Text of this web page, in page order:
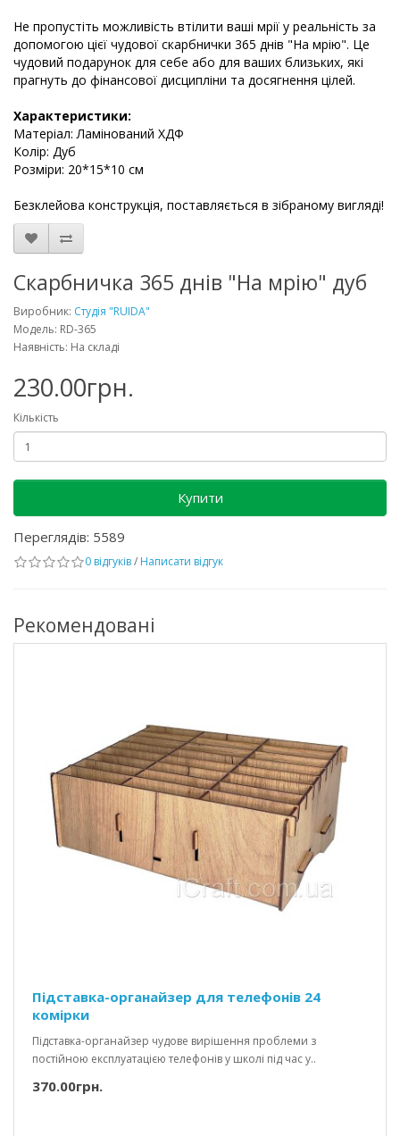
Не пропустіть можливість втілити ваші мрії у реальність за
допомогою цієї чудової скарбнички 365 днів "На мрію". Це
чудовий подарунок для себе або для ваших близьких, які
прагнуть до фінансової дисципліни та досягнення цілей.
Характеристики:
Матеріал: Ламінований ХДФ
Колір: Дуб
Розміри: 20*15*10 см
Безклейова конструкція, поставляється в зібраному вигляді!
Скарбничка 365 днів "На мрію" дуб
Виробник: Студія "RUIDA"
Модель: RD-365
Наявність: На складі
230.00грн.
Кількість
Купити
Переглядів: 5589
0 відгуків/ Написати відгук
Рекомендовані
Підставка-органайзер для телефонів 24
комірки
Підставка-органайзер чудове вирішення проблеми з
постійною експлуатацією телефонів у школі під час у..
370.00грн.